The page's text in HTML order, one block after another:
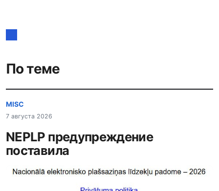
По теме
MISC
7 августа 2026
NEPLP предупреждение
поставила